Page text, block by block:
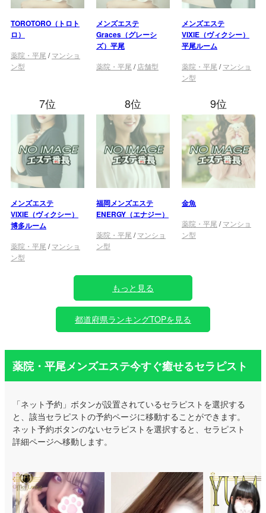
TOROTORO（トロト
ロ）
薬院・平尾 /マンショ
ン型
メンズエステ
Graces（グレーシ
ズ）平尾
薬院・平尾 / 店舗型
メンズエステ
VIXIE（ヴィクシー）
平尾ルーム
薬院・平尾 /マンショ
ン型
7位
メンズエステ
VIXIE（ヴィクシー）
博多ルーム
薬院・平尾 /マンショ
ン型
8位
福岡メンズエステ
ENERGY（エナジー）
薬院・平尾 /マンショ
ン型
9位
金魚
薬院・平尾 /マンショ
ン型
もっと見る
都道府県ランキングTOPを見る
薬院・平尾メンズエステ今すぐ癒せるセラピスト
「ネット予約」ボタンが設置されているセラピストを選択する
と、該当セラピストの予約ページに移動することができます。
ネット予約ボタンのないセラピストを選択すると、セラピスト
詳細ページへ移動します。